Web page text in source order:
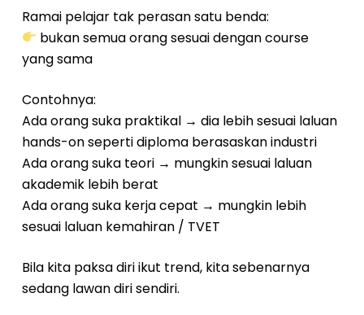
Ramai pelajar tak perasan satu benda:
bukan semua orang sesuai dengan course
yang sama
Contohnya:
Ada orang suka praktikal → dia lebih sesuai laluan
hands-on seperti diploma berasaskan industri
Ada orang suka teori → mungkin sesuai laluan
akademik lebih berat
Ada orang suka kerja cepat → mungkin lebih
sesuai laluan kemahiran / TVET
Bila kita paksa diri ikut trend, kita sebenarnya
sedang lawan diri sendiri.